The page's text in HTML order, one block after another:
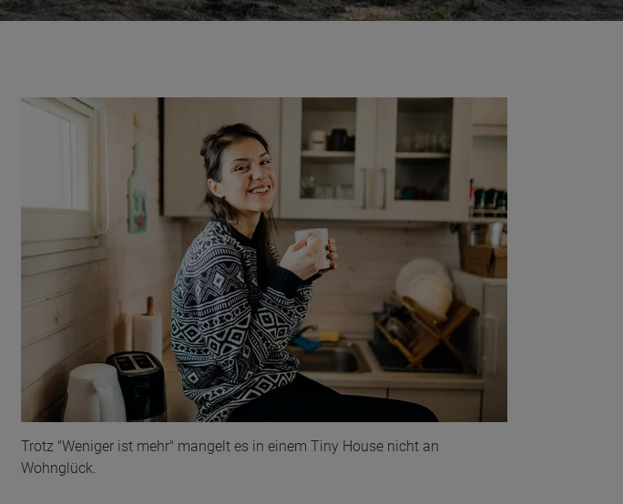
Trotz "Weniger ist mehr" mangelt es in einem Tiny House nicht an
Wohnglück.